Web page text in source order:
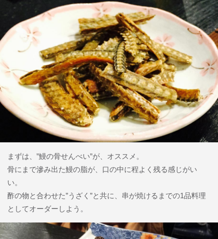
まずは、”鰻の骨せんべい”が、オススメ。
骨にまで滲み出た鰻の脂が、口の中に程よく残る感じがい
い。
酢の物と合わせた”うざく”と共に、串が焼けるまでの1品料理
としてオーダーしよう。